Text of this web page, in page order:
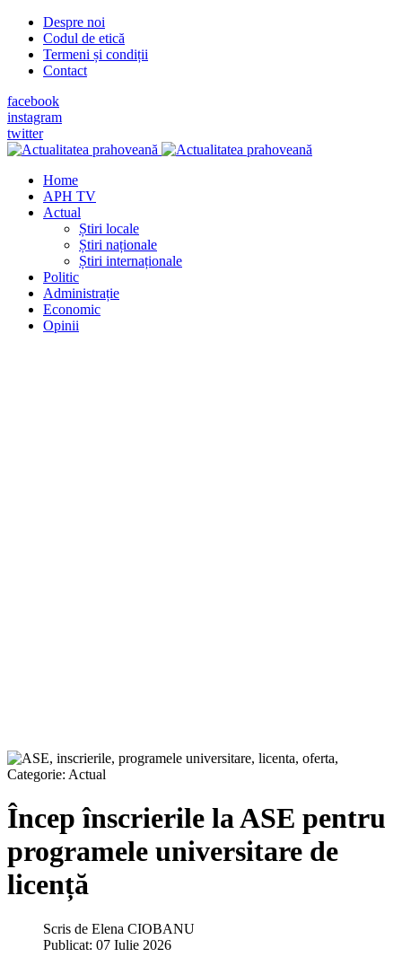
Despre noi
Codul de etică
Termeni și condiții
Contact
facebook
instagram
twitter
Home
APH TV
Actual
Știri locale
Știri naționale
Știri internaționale
Politic
Administrație
Economic
Opinii
Categorie: Actual
Încep înscrierile la ASE pentru
programele universitare de
licență
Scris de Elena CIOBANU
Publicat: 07 Iulie 2026